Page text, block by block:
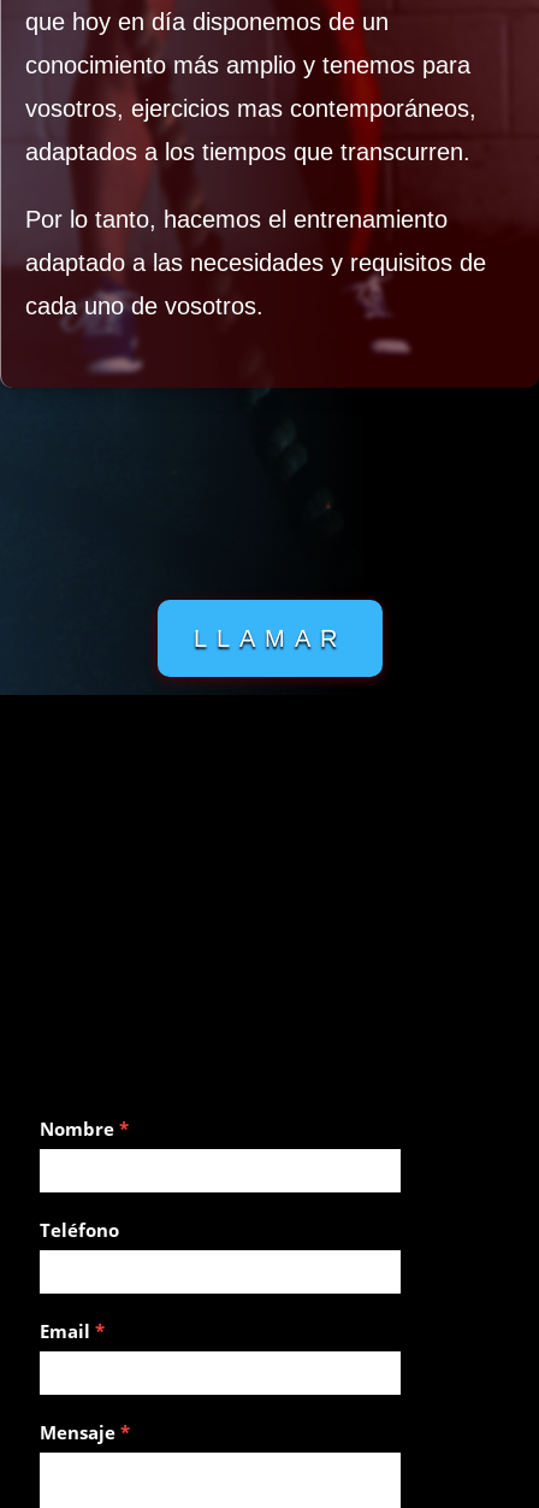
que hoy en día disponemos de un
conocimiento más amplio y tenemos para
vosotros, ejercicios mas contemporáneos,
adaptados a los tiempos que transcurren.
Por lo tanto, hacemos el entrenamiento
adaptado a las necesidades y requisitos de
cada uno de vosotros.
LLAMAR
Pilla
sitio
Nombre *
Teléfono
Email *
Mensaje *